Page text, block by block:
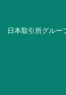
日本取引所グルー